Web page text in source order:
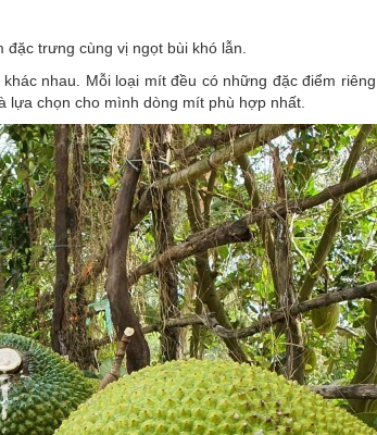
trưng cùng vị ngọt bùi khó lẫn.
nhau. Mỗi loại mít đều có những đặc điểm riêng
chọn cho mình dòng mít phù hợp nhất.